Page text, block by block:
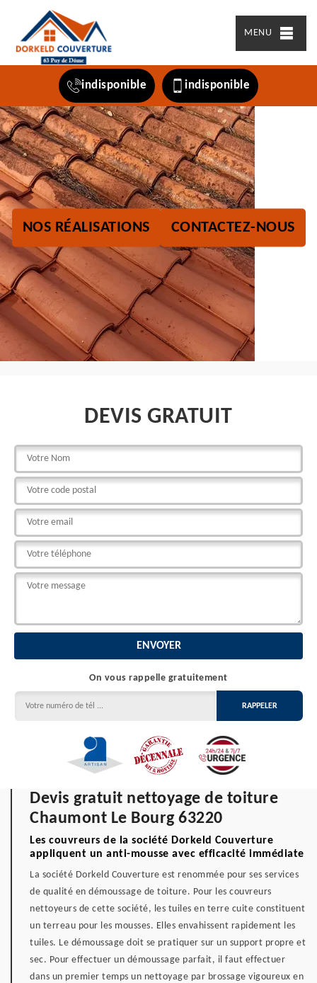
MENU
indisponible indisponible
NOS RÉALISATIONS CONTACTEZ-NOUS
DEVIS GRATUIT
On vous rappelle gratuitement
Devis gratuit nettoyage de toiture
Chaumont Le Bourg 63220
Les couvreurs de la société Dorkeld Couverture
appliquent un anti-mousse avec efficacité immédiate
La société Dorkeld Couverture est renommée pour ses services
de qualité en démoussage de toiture. Pour les couvreurs
nettoyeurs de cette société, les tuiles en terre cuite constituent
un terreau pour les mousses. Elles envahissent rapidement les
tuiles. Le démoussage doit se pratiquer sur un support propre et
sec. Pour effectuer un démoussage parfait, il faut effectuer
dans un premier temps un nettoyage par brossage vigoureux en